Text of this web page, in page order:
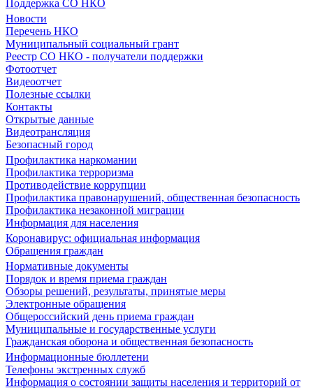
Поддержка СО НКО
Новости
Перечень НКО
Муниципальный социальный грант
Реестр СО НКО - получатели поддержки
Фотоотчет
Видеоотчет
Полезные ссылки
Контакты
Открытые данные
Видеотрансляция
Безопасный город
Профилактика наркомании
Профилактика терроризма
Противодействие коррупции
Профилактика правонарушений, общественная безопасность
Профилактика незаконной миграции
Информация для населения
Коронавирус: официальная информация
Обращения граждан
Нормативные документы
Порядок и время приема граждан
Обзоры решений, результаты, принятые меры
Электронные обращения
Общероссийский день приема граждан
Муниципальные и государственные услуги
Гражданская оборона и общественная безопасность
Информационные бюллетени
Телефоны экстренных служб
Информация о состоянии защиты населения и территорий от